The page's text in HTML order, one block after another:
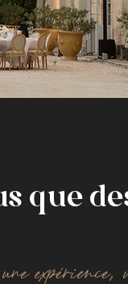
que
expérience,